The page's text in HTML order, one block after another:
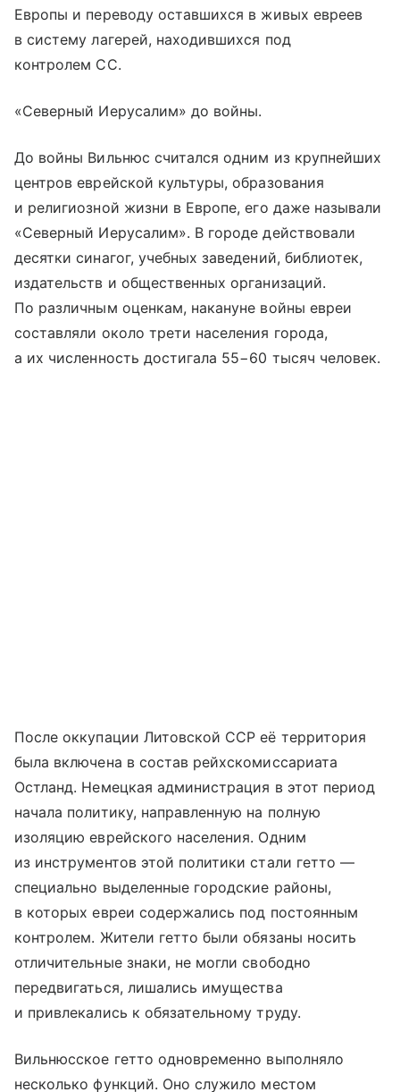
Европы и переводу оставшихся в живых евреев
в систему лагерей, находившихся под
контролем СС.
«Северный Иерусалим» до войны.
До войны Вильнюс считался одним из крупнейших
центров еврейской культуры, образования
и религиозной жизни в Европе, его даже называли
«Северный Иерусалим». В городе действовали
десятки синагог, учебных заведений, библиотек,
издательств и общественных организаций.
По различным оценкам, накануне войны евреи
составляли около трети населения города,
а их численность достигала 55−60 тысяч человек.
После оккупации Литовской ССР её территория
была включена в состав рейхскомиссариата
Остланд. Немецкая администрация в этот период
начала политику, направленную на полную
изоляцию еврейского населения. Одним
из инструментов этой политики стали гетто —
специально выделенные городские районы,
в которых евреи содержались под постоянным
контролем. Жители гетто были обязаны носить
отличительные знаки, не могли свободно
передвигаться, лишались имущества
и привлекались к обязательному труду.
Вильнюсское гетто одновременно выполняло
несколько функций. Оно служило местом